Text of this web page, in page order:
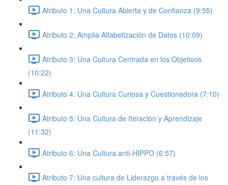
Atributo 1: Una Cultura Abierta y de Confianza (9:55)
Atributo 2: Amplia Alfabetización de Datos (10:09)
Atributo 3: Una Cultura Centrada en los Objetivos
(10:22)
Atributo 4: Una Cultura Curiosa y Cuestionadora (7:10)
Atributo 5: Una Cultura de Iteración y Aprendizaje
(11:32)
Atributo 6: Una Cultura anti-HIPPO (6:57)
Atributo 7: Una cultura de Liderazgo a través de los